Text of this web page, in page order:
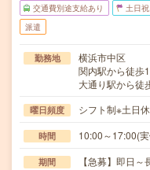
交通費別途支給あり 土日
派遣
勤務地
横浜市中区
関内駅から徒歩
大通り駅から徒
曜日頻度 シフト制※土日休
時間 10:00～17:00(
期間 【急募】即日